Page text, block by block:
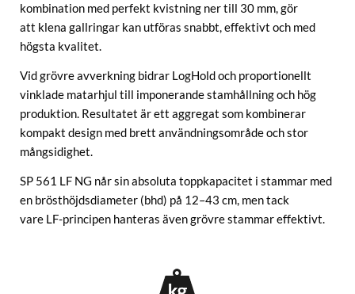
kombination med perfekt kvistning ner till 30 mm, gör
att klena gallringar kan utföras snabbt, effektivt och med
högsta kvalitet.
Vid grövre avverkning bidrar LogHold och proportionellt
vinklade matarhjul till imponerande stamhållning och hög
produktion. Resultatet är ett aggregat som kombinerar
kompakt design med brett användningsområde och stor
mångsidighet.
SP 561 LF NG når sin absoluta toppkapacitet i stammar med
en brösthöjdsdiameter (bhd) på 12–43 cm, men tack
vare LF-principen hanteras även grövre stammar effektivt.